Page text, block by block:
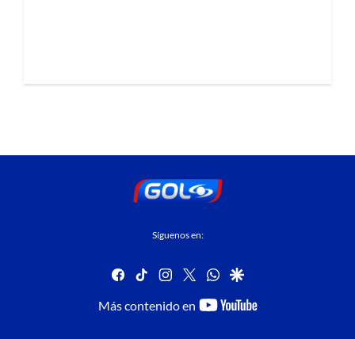
Síguenos en:
facebook
tiktok instagram
twitterwhatsapp
google
Más contenido en
youtube-